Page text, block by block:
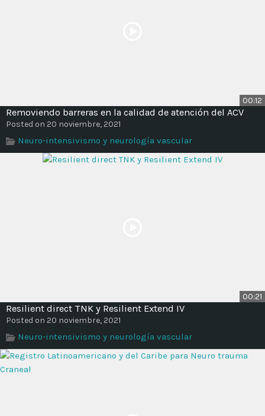
00:12
Removiendo barreras en la calidad de atención del ACV
Posted on 20 noviembre, 2021
Neuro-intensivismo y neurología vascular
00:21
Resilient direct TNK y Resilient Extend IV
Posted on 20 noviembre, 2021
Neuro-intensivismo y neurología vascular